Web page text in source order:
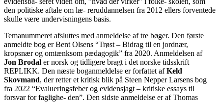
den politiske aftale om læ- reruddannelsen fra 2012 ellers forventede
skulle være undervisningens basis.
Temanummeret afsluttes med anmeldelse af tre bøger. Den første
anmeldte bog er Bent Olsens “Trøst – Bidrag til en jordnær,
kropsnær og omtænksom pædagogik” fra 2020. Anmeldelsen af
Jon Brodal er norsk og tidligere bragt i det norske tidsskrift
REPLIKK. Den næste boganmeldelse er forfattet afKeld
Skovmand, der retter et kritisk blik på Steen Nepper Larsens bog
fra 2022 “Evalueringsfeber og evidensjagt – kritiske essays til
forsvar for faglighe- den”. Den sidste anmeldelse er af Thomas